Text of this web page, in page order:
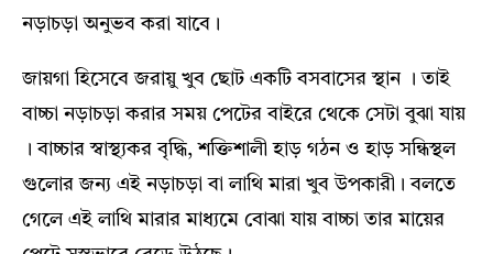
নড়াচড়া অনুভব করা যাবে।
জায়গা হিসেবে জরায়ু খুব ছোট একটি বসবাসের স্থান । তাই
বাচ্চা নড়াচড়া করার সময় পেটের বাইরে থেকে সেটা বুঝা যায়
। বাচ্চার স্বাস্থ্যকর বৃদ্ধি, শক্তিশালী হাড় গঠন ও হাড় সন্ধিস্থল
গুলোর জন্য এই নড়াচড়া বা লাথি মারা খুব উপকারী। বলতে
গেলে এই লাথি মারার মাধ্যমে বোঝা যায় বাচ্চা তার মায়ের